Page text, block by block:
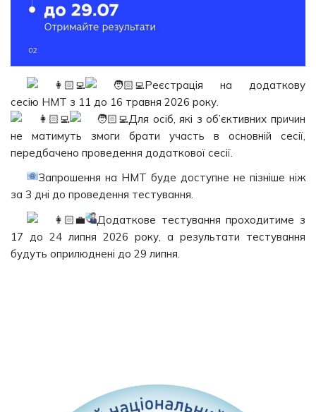
Реєстрація на додаткову
сесію НМТ з 11 до 16 травня 2026 року.
Для осіб, які з об’єктивних причин
не матимуть змоги брати участь в основній сесії,
передбачено проведення додаткової сесії.
Запрошення на НМТ буде доступне не пізніше ніж
за 3 дні до проведення тестування.
Додаткове тестування проходитиме з
17 до 24 липня 2026 року, а результати тестування
будуть оприлюднені до 29 липня.